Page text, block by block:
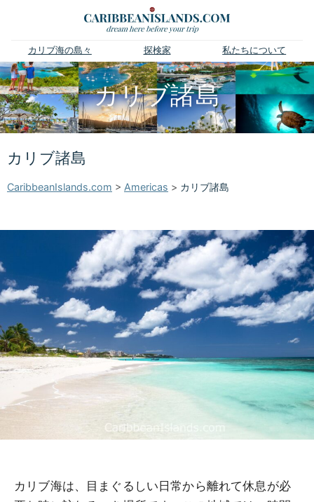
カリブ海の島々 探検家 私たちについて
カリブ諸島
カリブ諸島
CaribbeanIslands.com > Americas > カリブ諸島
カリブ海は、目まぐるしい日常から離れて休息が必